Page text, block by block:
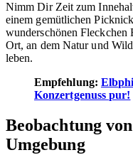
Nimm Dir Zeit zum
einem gemütlichen
wunderschönen Fleckchen
Ort, an dem Natur und
leben.
Empfehlung:
Konzertgenuss pur!
Beobachtung
Umgebung